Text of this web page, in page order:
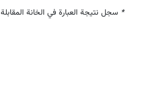
* سجل نتيجة العبارة في الخانة المقابلة